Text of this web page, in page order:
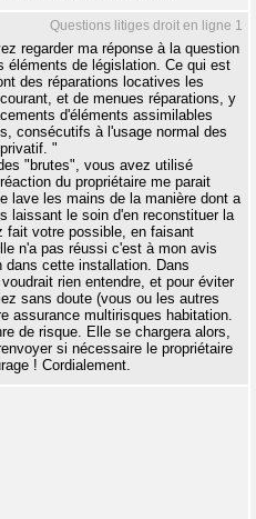
Questions litiges droit en ligne 1
regarder ma réponse à la question
éléments de législation. Ce qui est
des réparations locatives les
et de menues réparations, y
d'éléments assimilables
consécutifs à l'usage normal des
"
"brutes", vous avez utilisé
du propriétaire me parait
lave les mains de la manière dont a
laissant le soin d'en reconstituer la
fait votre possible, en faisant
n'a pas réussi c'est à mon avis
dans cette installation. Dans
rien entendre, et pour éviter
sans doute (vous ou les autres
assurance multirisques habitation.
de risque. Elle se chargera alors,
si nécessaire le propriétaire
! Cordialement.